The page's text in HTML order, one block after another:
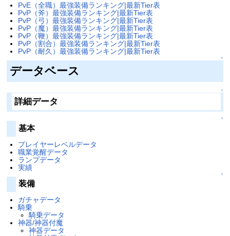
PvE（全職）最強装備ランキング|最新Tier表
PvP（斧）最強装備ランキング|最新Tier表
PvP（弓）最強装備ランキング|最新Tier表
PvP（魔）最強装備ランキング|最新Tier表
PvP（鞭）最強装備ランキング|最新Tier表
PvP（割合）最強装備ランキング|最新Tier表
PvP（耐久）最強装備ランキング|最新Tier表
↑
データベース
↑
詳細データ
↑
基本
プレイヤーレベルデータ
職業覚醒データ
ランプデータ
実績
↑
装備
ガチャデータ
騎乗
騎乗データ
神器/神器付魔
神器データ